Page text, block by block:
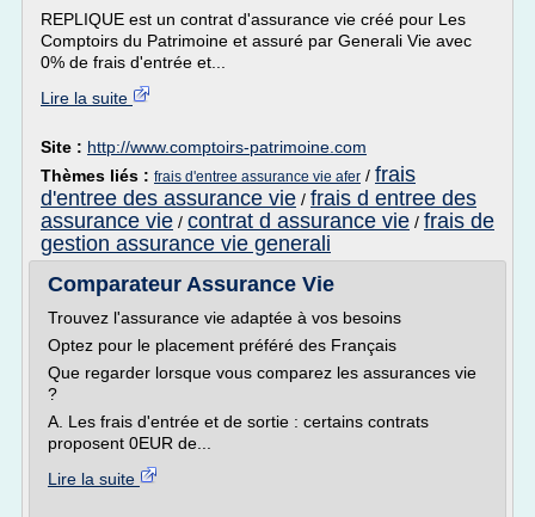
REPLIQUE est un contrat d'assurance vie créé pour Les
Comptoirs du Patrimoine et assuré par Generali Vie avec
0% de frais d'entrée et...
Lire la suite
Site : http://www.comptoirs-patrimoine.com
Thèmes liés : frais d'entree assurance vie afer / frais
d'entree des assurance vie / frais d entree des
assurance vie / contrat d assurance vie / frais de
gestion assurance vie generali
Comparateur Assurance Vie
Trouvez l'assurance vie adaptée à vos besoins
Optez pour le placement préféré des Français
Que regarder lorsque vous comparez les assurances vie
?
A. Les frais d'entrée et de sortie : certains contrats
proposent 0EUR de...
Lire la suite